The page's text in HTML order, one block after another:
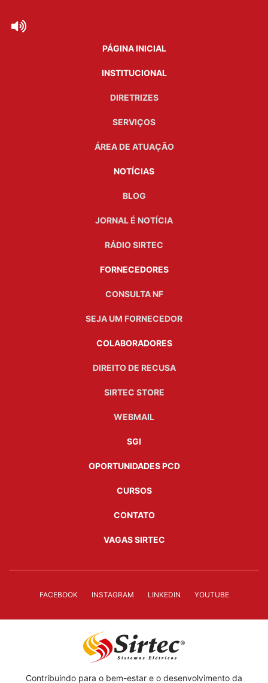
PÁGINA INICIAL
INSTITUCIONAL
DIRETRIZES
SERVIÇOS
ÁREA DE ATUAÇÃO
NOTÍCIAS
BLOG
JORNAL É NOTÍCIA
RÁDIO SIRTEC
FORNECEDORES
CONSULTA NF
SEJA UM FORNECEDOR
COLABORADORES
DIREITO DE RECUSA
SIRTEC STORE
WEBMAIL
SGI
OPORTUNIDADES PCD
CURSOS
CONTATO
VAGAS SIRTEC
FACEBOOK INSTAGRAM LINKEDIN YOUTUBE
Contribuindo para o bem-estar e o desenvolvimento da